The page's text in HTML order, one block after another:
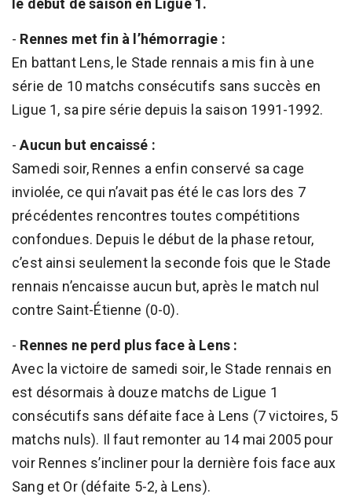
- Rennes met fin à l’hémorragie :
En battant Lens, le Stade rennais a mis fin à une
série de 10 matchs consécutifs sans succès en
Ligue 1, sa pire série depuis la saison 1991-1992.
-Aucun but encaissé :
Samedi soir, Rennes a enfin conservé sa cage
inviolée, ce qui n’avait pas été le cas lors des 7
précédentes rencontres toutes compétitions
confondues. Depuis le début de la phase retour,
c’est ainsi seulement la seconde fois que le Stade
rennais n’encaisse aucun but, après le match nul
contre Saint-Étienne (0-0).
- Rennes ne perd plus face à Lens :
Avec la victoire de samedi soir, le Stade rennais en
est désormais à douze matchs de Ligue 1
consécutifs sans défaite face à Lens (7 victoires, 5
matchs nuls). Il faut remonter au 14 mai 2005 pour
voir Rennes s’incliner pour la dernière fois face aux
Sang et Or (défaite 5-2, à Lens).